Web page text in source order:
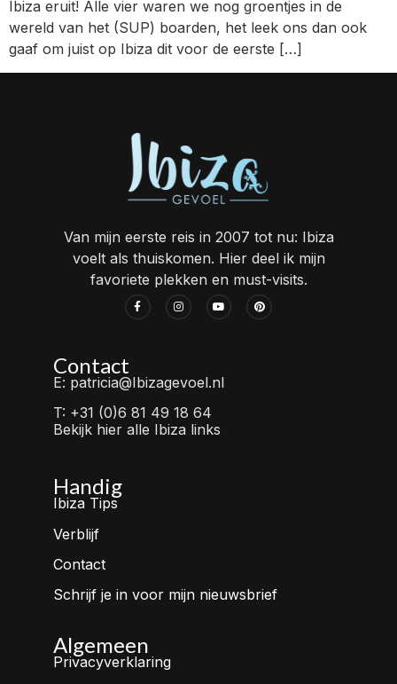
Ibiza eruit! Alle vier waren we nog groentjes in de
wereld van het (SUP) boarden, het leek ons dan ook
gaaf om juist op Ibiza dit voor de eerste […]
Van mijn eerste reis in 2007 tot nu: Ibiza
voelt als thuiskomen. Hier deel ik mijn
favoriete plekken en must-visits.
Contact
E: patricia@Ibizagevoel.nl
T: +31 (0)6 81 49 18 64
Bekijk hier alle Ibiza links
Handig
Ibiza Tips
Verblijf
Contact
Schrijf je in voor mijn nieuwsbrief
Algemeen
Privacyverklaring